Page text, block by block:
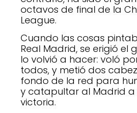
octavos de final de la
League.
Cuando las cosas
Real Madrid, se erigió el
lo volvió a hacer: voló
todos, y metió dos
fondo de la red para
y catapultar al Madrid a
victoria.